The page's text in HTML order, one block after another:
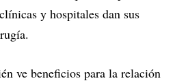
y hospitales dan sus
ve beneficios para la relación